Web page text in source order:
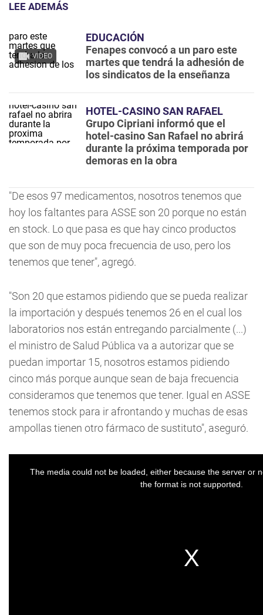
LEE ADEMÁS
VIDEO
EDUCACIÓN
Fenapes convocó a un paro este
martes que tendrá la adhesión de
los sindicatos de la enseñanza
HOTEL-CASINO SAN RAFAEL
Grupo Cipriani informó que el
hotel-casino San Rafael no abrirá
durante la próxima temporada por
demoras en la obra
"De esos 97 medicamentos, nosotros tenemos que
hoy los faltantes para ASSE son 20 porque no están
en stock. Lo que pasa es que hay cinco productos
que son de muy poca frecuencia de uso, pero los
tenemos que tener", agregó.
"Son 20 que estamos pidiendo que se pueda realizar
la importación y después tenemos 26 en el cual los
laboratorios nos están entregando parcialmente (...)
el ministro de Salud Pública va a autorizar que se
puedan importar 15, nosotros estamos pidiendo
cinco más porque aunque sean de baja frecuencia
consideramos que tenemos que tener. Igual en ASSE
tenemos stock para ir afrontando y muchas de esas
ampollas tienen otro fármaco de sustituto", aseguró.